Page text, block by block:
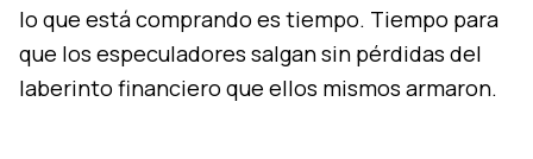
lo que está comprando es tiempo. Tiempo para
que los especuladores salgan sin pérdidas del
laberinto financiero que ellos mismos armaron.